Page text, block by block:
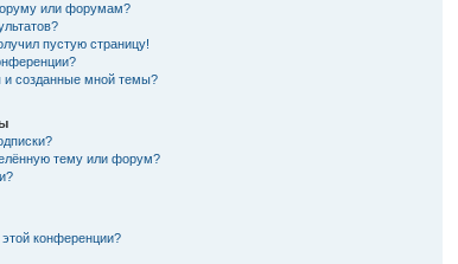
или форумам?
пустую страницу!
и созданные мной темы?
тему или форум?
конференции?